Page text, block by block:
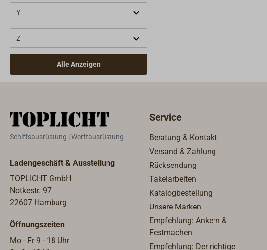
(4)
(2)
PTR Holland
Y
Z
Alle Anzeigen
überstreichbar nach 6
Informationen zur
finden Sie im
unter "Downloads".
Schiffsausrüstung | Werftausrüstung
Ladengeschäft & Ausstellung
TOPLICHT GmbH
Notkestr. 97
22607 Hamburg
Öffnungszeiten
Mo - Fr 9 - 18 Uhr
Service
Beratung & Kontakt
Versand & Zahlung
Rücksendung
Takelarbeiten
Katalogbestellung
Unsere Marken
Empfehlung: Ankern &
Festmachen
Empfehlung: Der richtige